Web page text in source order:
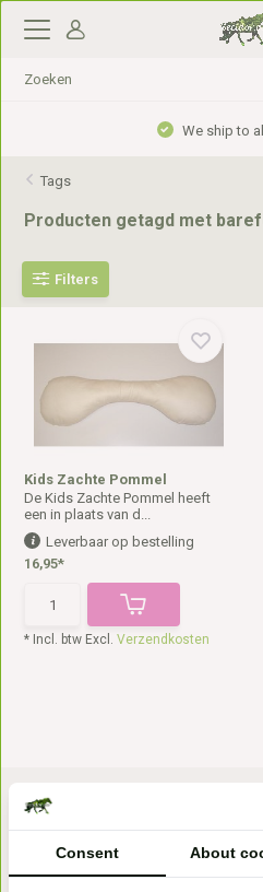
We ship to
Tags
Producten getagd met
Filters
Kids Zachte Pommel
De Kids Zachte Pommel heeft
een in plaats van d...
Leverbaar op bestelling
16,95*
* Incl. btw Excl.Verzendkosten
Consent About